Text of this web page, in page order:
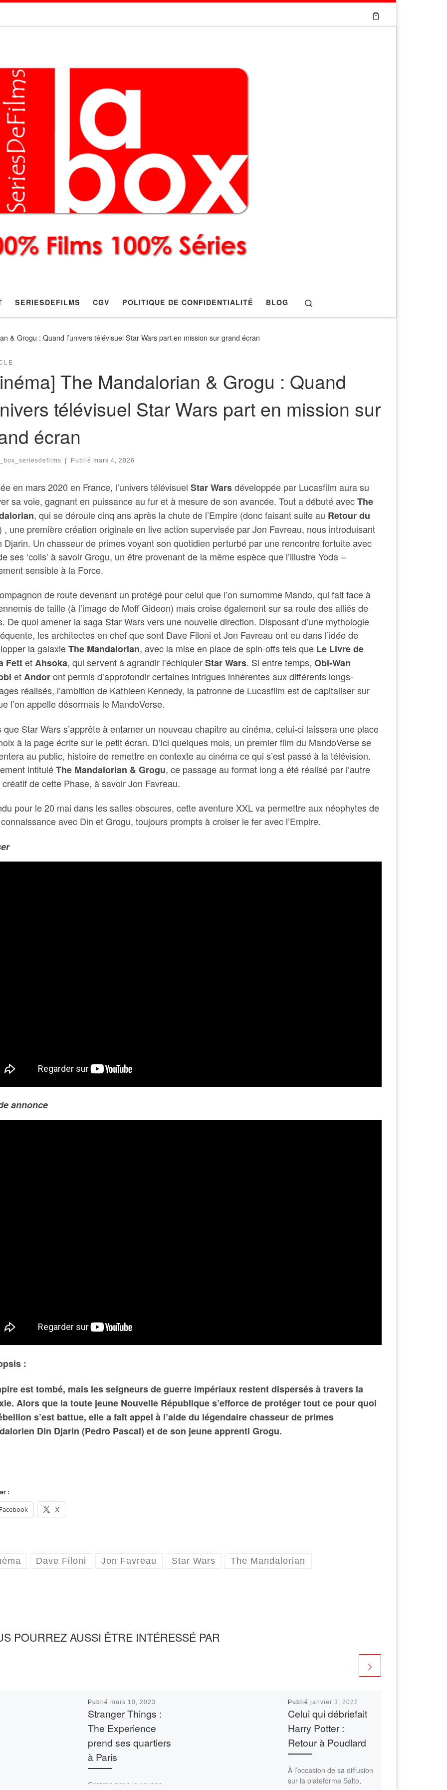
SERIESDEFILMS CGV POLITIQUE DE CONFIDENTIALITÉ BLOG
& Grogu : Quand l’univers télévisuel Star Wars part en mission sur grand écran
The Mandalorian & Grogu : Quand
télévisuel Star Wars part en mission sur
écran
| Publiémars 4, 2026
en mars 2020 en France, l’univers télévisuel Star Warsdéveloppée par Lucasfilm aura su
sa voie, gagnant en puissance au fur et à mesure de son avancée. Tout a débuté avecThe
, qui se déroule cinq ans après la chute de l’Empire (donc faisant suite au Retour du
, une première création originale en live action supervisée par Jon Favreau, nous introduisant
Djarin. Un chasseur de primes voyant son quotidien perturbé par une rencontre fortuite avec
ses ‘colis’ à savoir Grogu, un être provenant de la même espèce que l’illustre Yoda –
sensible à la Force.
de route devenant un protégé pour celui que l’on surnomme Mando, qui fait face à
de taille (à l’image de Moff Gideon) mais croise également sur sa route des alliés de
De quoi amener la saga Star Wars vers une nouvelle direction. Disposant d’une mythologie
les architectes en chef que sont Dave Filoni et Jon Favreau ont eu dans l’idée de
la galaxieThe Mandalorian, avec la mise en place de spin-offs tels que Le Livre de
FettetAhsoka, qui servent à agrandir l’échiquierStar Wars. Si entre temps, Obi-Wan
etAndoront permis d’approfondir certaines intrigues inhérentes aux différents longs-
réalisés, l’ambition de Kathleen Kennedy, la patronne de Lucasfilm est de capitaliser sur
l’on appelle désormais le MandoVerse.
que Star Wars s’apprête à entamer un nouveau chapitre au cinéma, celui-ci laissera une place
à la page écrite sur le petit écran. D’ici quelques mois, un premier film du MandoVerse se
au public, histoire de remettre en contexte au cinéma ce qui s’est passé à la télévision.
intituléThe Mandalorian & Grogu, ce passage au format long a été réalisé par l’autre
de cette Phase, à savoir Jon Favreau.
pour le 20 mai dans les salles obscures, cette aventure XXL va permettre aux néophytes de
avec Din et Grogu, toujours prompts à croiser le fer avec l’Empire.
annonce
:
est tombé, mais les seigneurs de guerre impériaux restent dispersés à travers la
Alors que la toute jeune Nouvelle République s’efforce de protéger tout ce pour quoi
s’est battue, elle a fait appel à l’aide du légendaire chasseur de primes
Din Djarin (Pedro Pascal) et de son jeune apprenti Grogu.
:
X
Dave Filoni Jon Favreau Star Wars The Mandalorian
POURREZ AUSSI ÊTRE INTÉRESSÉ PAR
Publiémars 10, 2023
Stranger Things :
The Experience
prend ses quartiers
à Paris
Comme nous le voyons
Publiéjanvier 3, 2022
Celui qui débriefait
Harry Potter :
Retour à Poudlard
À l’occasion de sa diffusion
sur la plateforme Salto,